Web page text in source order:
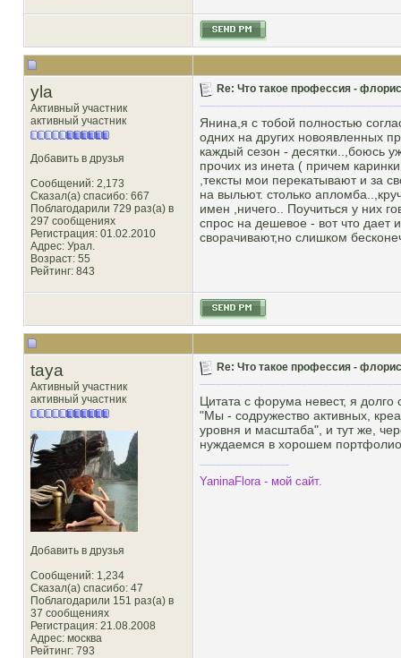
yla
Активный участник
активный участник
Добавить в друзья
Сообщений: 2,173
Сказал(а) спасибо: 667
Поблагодарили 729 раз(а) в
297 сообщениях
Регистрация: 01.02.2010
Адрес: Урал.
Возраст: 55
Рейтинг: 843
Re: Что такое профессия -
Янина,я с тобой полностью
одних на других новоявленных
каждый сезон - десятки..,боюсь
прочих из инета ( причем
,тексты мои перекатывают и за
на выльют. столько
имен ,ничего.. Поучиться у них
спрос на дешевое - вот что дает
сворачивают,но слишком
taya
Активный участник
активный участник
Добавить в друзья
Сообщений: 1,234
Сказал(а) спасибо: 47
Поблагодарили 151 раз(а) в
37 сообщениях
Регистрация: 21.08.2008
Адрес: москва
Рейтинг: 793
Re: Что такое профессия -
Цитата с форума невест, я долго
"Мы - содружество активных,
уровня и масштаба", и тут же,
нуждаемся в хорошем
YaninaFlora - мой сайт.